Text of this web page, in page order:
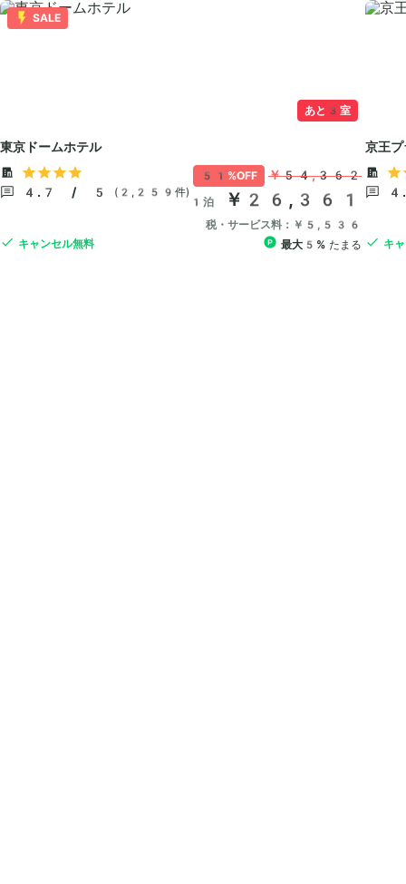
SALE
あと3室
東京ドームホテル
4.7 / 5 (2,259件)
キャンセル無料
51%OFF ￥54,362
1泊 ￥26,361
税・サービス料：￥5,536
最大5% たまる
京王
キ